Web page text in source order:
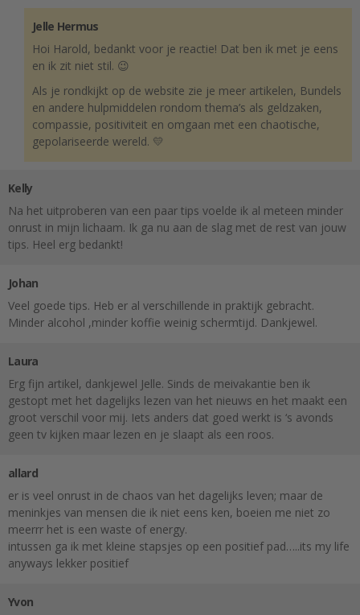
Jelle Hermus
Hoi Harold, bedankt voor je reactie! Dat ben ik met je eens
en ik zit niet stil. 😉
Als je rondkijkt op de website zie je meer artikelen, Bundels
en andere hulpmiddelen rondom thema’s als geldzaken,
compassie, positiviteit en omgaan met een chaotische,
gepolariseerde wereld. 💛
Kelly
Na het uitproberen van een paar tips voelde ik al meteen minder
onrust in mijn lichaam. Ik ga nu aan de slag met de rest van jouw
tips. Heel erg bedankt!
Johan
Veel goede tips. Heb er al verschillende in praktijk gebracht.
Minder alcohol ,minder koffie weinig schermtijd. Dankjewel.
Laura
Erg fijn artikel, dankjewel Jelle. Sinds de meivakantie ben ik
gestopt met het dagelijks lezen van het nieuws en het maakt een
groot verschil voor mij. Iets anders dat goed werkt is ‘s avonds
geen tv kijken maar lezen en je slaapt als een roos.
allard
er is veel onrust in de chaos van het dagelijks leven; maar de
meninkjes van mensen die ik niet eens ken, boeien me niet zo
meerrr het is een waste of energy.
intussen ga ik met kleine stapsjes op een positief pad…..its my life
anyways lekker positief
Yvon